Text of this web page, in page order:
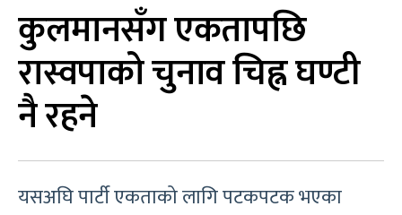
कुलमानसँग एकतापछि
रास्वपाको चुनाव चिह्न घण्टी
नै रहने
यसअघि पार्टी एकताको लागि पटकपटक भएका